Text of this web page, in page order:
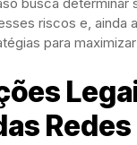
riscos e, ainda
para